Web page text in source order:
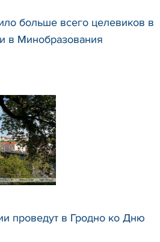
больше всего целевиков в
в Минобразования
проведут в Гродно ко Дню